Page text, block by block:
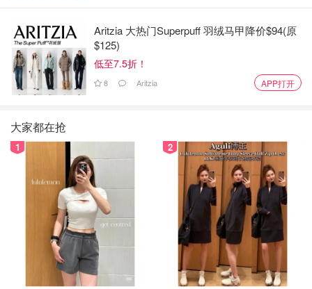
Aritzia 大热门Superpuff 羽绒马甲降价$94(原
$125)
低至7.5折！
8 Aritzia APP打开
大家都在抢
1 2